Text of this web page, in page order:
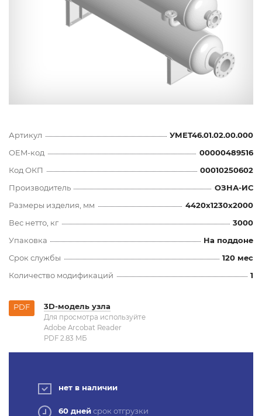
Артикул
УМЕТ46.01.02.00.000
OEM-код
00000489516
Код ОКП
00010250602
Производитель
ОЗНА-ИС
Размеры изделия, мм
4420x1230x2000
Вес нетто, кг
3000
Упаковка
На поддоне
Срок службы
120 мес
Количество модификаций
1
PDF 3D-модель узла
Для просмотра используйте
Adobe Arcobat Reader
PDF 2.83 MБ
нет в наличии
60 днейсрок отгрузки